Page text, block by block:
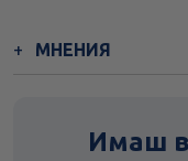
МНЕНИЯ
Имаш